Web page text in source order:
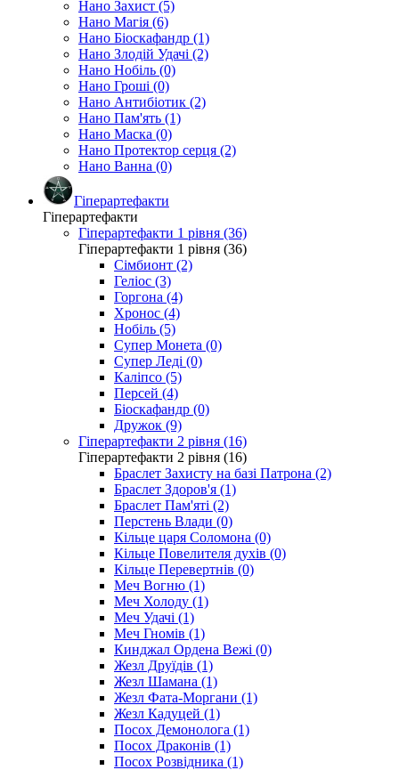
Нано Захист (5)
Нано Магія (6)
Нано Біоскафандр (1)
Нано Злодій Удачі (2)
Нано Нобіль (0)
Нано Гроші (0)
Нано Антибіотик (2)
Нано Пам'ять (1)
Нано Маска (0)
Нано Протектор серця (2)
Нано Ванна (0)
Гіперартефакти
Гіперартефакти
Гіперартефакти 1 рівня (36)
Гіперартефакти 1 рівня (36)
Сімбионт (2)
Геліос (3)
Горгона (4)
Хронос (4)
Нобіль (5)
Супер Монета (0)
Супер Леді (0)
Каліпсо (5)
Персей (4)
Біоскафандр (0)
Дружок (9)
Гіперартефакти 2 рівня (16)
Гіперартефакти 2 рівня (16)
Браслет Захисту на базі Патрона (2)
Браслет Здоров'я (1)
Браслет Пам'яті (2)
Перстень Влади (0)
Кільце царя Соломона (0)
Кільце Повелителя духів (0)
Кільце Перевертнів (0)
Меч Вогню (1)
Меч Холоду (1)
Меч Удачі (1)
Меч Гномів (1)
Кинджал Ордена Вежі (0)
Жезл Друїдів (1)
Жезл Шамана (1)
Жезл Фата-Моргани (1)
Жезл Кадуцей (1)
Посох Демонолога (1)
Посох Драконів (1)
Посох Розвідника (1)